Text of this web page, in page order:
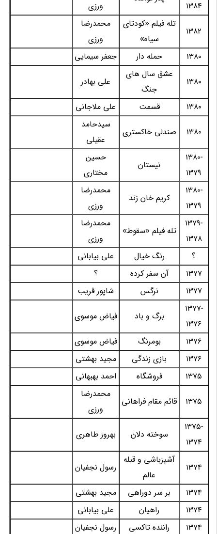
1384 ورزی
1382
تله فیلم «کودتای
سیاه»
محمدرضا
ورزی
1380
حمله دار جعفر سیمایی
1380
عشق سال های
جنگ
علی بهادر
1380 قسمت علی ملاجانی
1380 صندلی خاکستری
سیدحامد
عقیلی
1380-
1379
نیستان
حسین
مختاری
1380-
1379
کریم خان زند
محمدرضا
ورزی
1379-
1378
تله فیلم «سقوط»
محمدرضا
ورزی
؟
رنگ خیال
علی بیابانی
1377
آن سفر کرده
؟
1377
نرگس
شاپور قریب
1377-
1376
برگ و باد فیاض موسوی
1376 بومرنگ
فیاض موسوی
1376
بازی زندگی
مجید بهشتی
1375
فروشگاه احمد بهبهانی
1375 قائم مقام فراهانی
محمدرضا
ورزی
1375-
1374
سوخته دلان بهروز طاهری
1374
آشپزباشی و قبله
عالم
رسول نجفیان
1374 بر سر دوراهی
مجید بهشتی
1374
راهیان
علی بیابانی
1374
راننده تاکسی رسول نجفیان